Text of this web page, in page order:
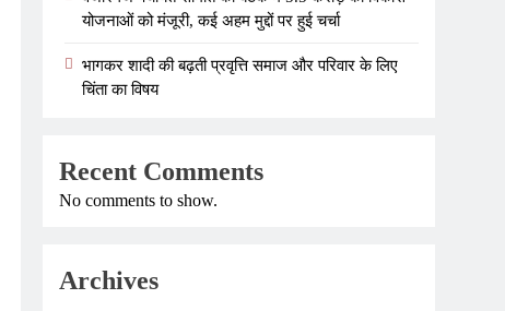
योजनाओं को मंजूरी, कई अहम मुद्दों पर हुई चर्चा
भागकर शादी की बढ़ती प्रवृत्ति समाज और परिवार के लिए
चिंता का विषय
Recent Comments
No comments to show.
Archives